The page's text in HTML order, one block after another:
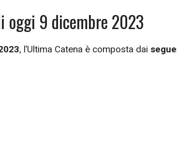
oggi 9 dicembre 2023
, l’Ultima Catena è composta dai